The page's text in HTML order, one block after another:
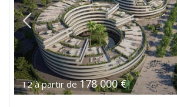
T2 à partir de178 000 €